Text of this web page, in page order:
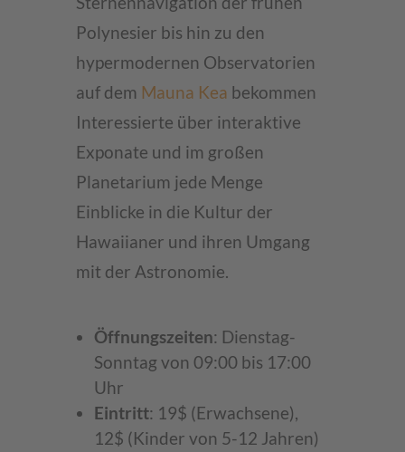
Polynesier bis hin zu den
hypermodernen Observatorien
auf dem Mauna Kea bekommen
Interessierte über interaktive
Exponate und im großen
Planetarium jede Menge
Einblicke in die Kultur der
Hawaiianer und ihren Umgang
mit der Astronomie.
Öffnungszeiten: Dienstag-
Sonntag von 09:00 bis 17:00
Uhr
Eintritt: 19$ (Erwachsene),
12$ (Kinder von 5-12 Jahren)